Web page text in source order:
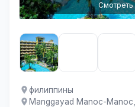
филиппины
Manggayad Manoc-